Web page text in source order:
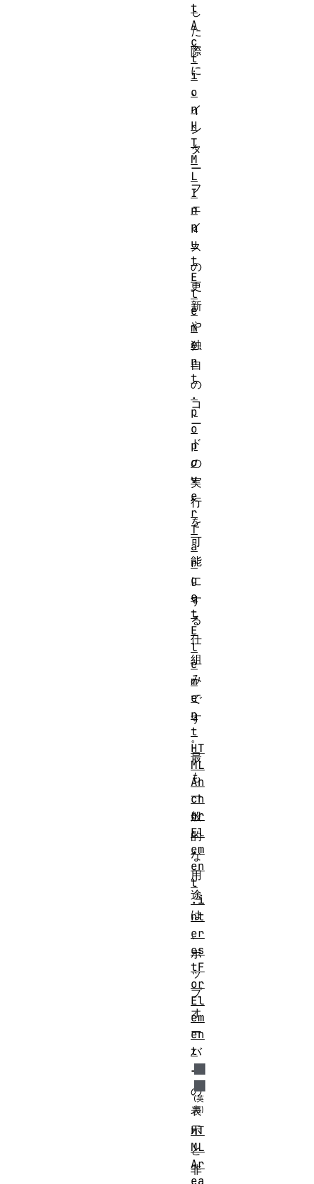
し
た
際
に
、
イ
ン
タ
ー
フ
ェ
イ
ス
の
更
新
や
独
自
の
コ
ー
ド
の
実
行
を
可
能
に
す
る
仕
組
み
で
す
。
最
も
一
般
的
な
用
途
は
、
ポ
ッ
プ
オ
ー
バ
ー
の
表
示
と
非
t
A
c
t
i
o
n
H
T
M
L
I
n
p
u
t
E
l
e
m
e
n
t
.
p
o
p
o
v
e
r
T
a
r
g
e
t
E
l
e
m
e
n
t
HT
ML
An
ch
or
El
em
en
t
.i
nt
er
es
tF
or
El
em
en
t
HT
ML
Ar
ea